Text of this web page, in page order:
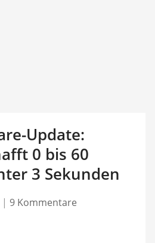
Update:
0 bis 60
3 Sekunden
| 9 Kommentare